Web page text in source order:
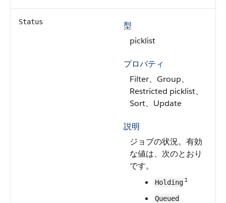
Status
型
picklist
プロパティ
Filter、Group、
Restricted picklist、
Sort、Update
説明
ジョブの状況。有効
な値は、次のとおり
です。
Holding1
Queued